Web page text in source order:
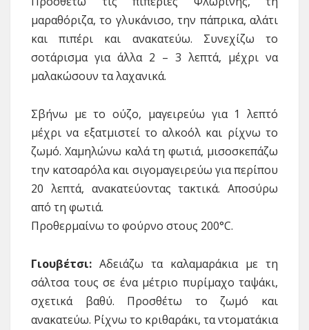
μαραθόριζα, το γλυκάνισο, την πάπρικα, αλάτι
και πιπέρι και ανακατεύω. Συνεχίζω το
σοτάρισμα για άλλα 2 – 3 λεπτά, μέχρι να
μαλακώσουν τα λαχανικά.
Σβήνω με το ούζο, μαγειρεύω για 1 λεπτό
μέχρι να εξατμιστεί το αλκοόλ και ρίχνω το
ζωμό. Χαμηλώνω καλά τη φωτιά, μισοσκεπάζω
την κατσαρόλα και σιγομαγειρεύω για περίπου
20 λεπτά, ανακατεύοντας τακτικά. Αποσύρω
από τη φωτιά.
Προθερμαίνω το φούρνο στους 200°C.
Γιουβέτσι: Αδειάζω τα καλαμαράκια με τη
σάλτσα τους σε ένα μέτριο πυρίμαχο ταψάκι,
σχετικά βαθύ. Προσθέτω το ζωμό και
ανακατεύω. Ρίχνω το κριθαράκι, τα ντοματάκια